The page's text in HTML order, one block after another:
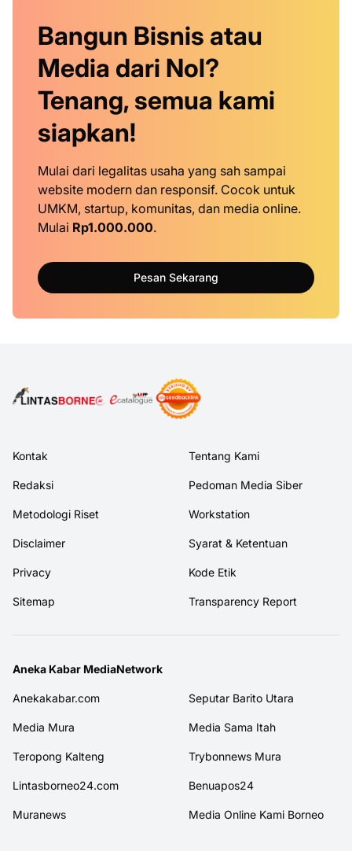
Bangun Bisnis atau
Media dari Nol?
Tenang, semua kami
siapkan!
Mulai dari legalitas usaha yang sah sampai
website modern dan responsif. Cocok untuk
UMKM, startup, komunitas, dan media online.
Mulai Rp1.000.000.
Pesan Sekarang
Kontak Tentang Kami
Redaksi Pedoman Media Siber
Metodologi Riset Workstation
Disclaimer Syarat & Ketentuan
Privacy Kode Etik
Sitemap Transparency Report
Aneka Kabar MediaNetwork
Anekakabar.com Seputar Barito Utara
Media Mura Media Sama Itah
Teropong Kalteng Trybonnews Mura
Lintasborneo24.com Benuapos24
Muranews Media Online Kami Borneo